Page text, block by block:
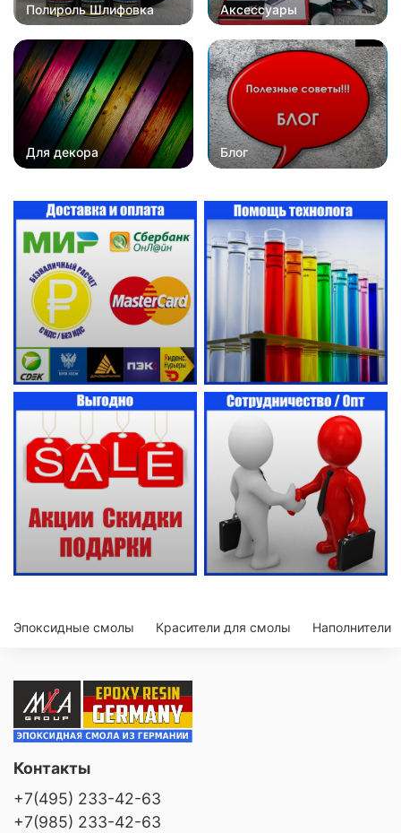
Полироль Шлифовка Аксессуары
Для декора Блог
Эпоксидные смолы Красители для смолы Наполнители
Контакты
+7(495) 233-42-63
+7(985) 233-42-63